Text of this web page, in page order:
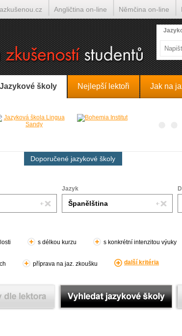
Jazykové školy Nejlepší lektoři Jak na
Doporučené jazykové školy
Jazyk
s délkou kurzu s konkrétní intenzitou výuky
příprava na jaz. zkoušku další kritéria
Angličtina on-line Němčina on-line